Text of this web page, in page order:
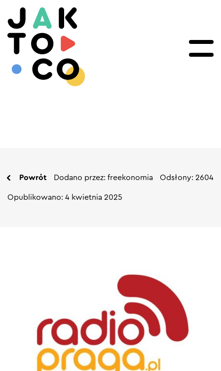
Powrót Dodano przez: freekonomia Odsłony: 2604
Opublikowano: 4 kwietnia 2025